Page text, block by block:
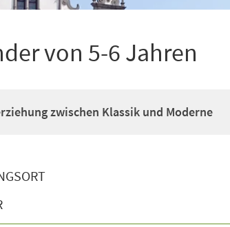
von 5-6 Jahren
zwischen Klassik und Moderne